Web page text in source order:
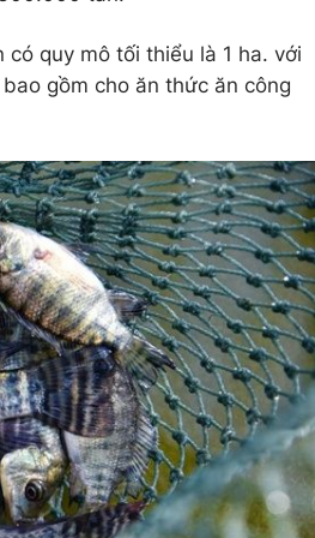
quy mô tối thiểu là 1 ha. với
gồm cho ăn thức ăn công